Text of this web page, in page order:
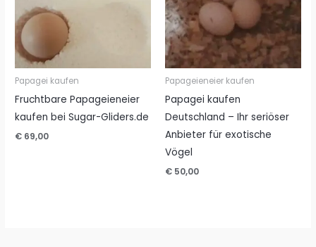
Papagei kaufen
Fruchtbare Papageieneier
kaufen bei Sugar-Gliders.de
€ 69,00
Papageieneier kaufen
Papagei kaufen
Deutschland – Ihr seriöser
Anbieter für exotische
Vögel
€ 50,00